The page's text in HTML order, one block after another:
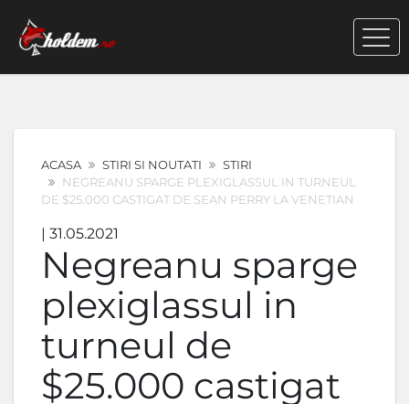
ACASA STIRI SI NOUTATI
STIRI
NEGREANU SPARGE PLEXIGLASSUL IN TURNEUL
DE $25.000 CASTIGAT DE SEAN PERRY LA VENETIAN
| 31.05.2021
Negreanu sparge
plexiglassul in
turneul de
$25.000 castigat